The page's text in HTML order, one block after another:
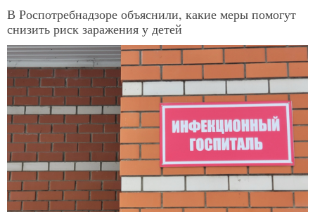
В Роспотребнадзоре объяснили, какие меры помогут
снизить риск заражения у детей